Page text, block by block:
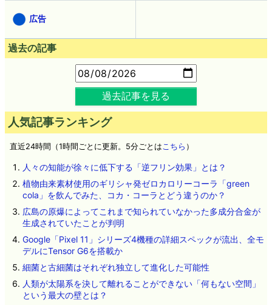
広告
過去の記事
過去記事を見る
人気記事ランキング
直近24時間（1時間ごとに更新。5分ごとは こちら ）
人々の知能が徐々に低下する「逆フリン効果」とは？
植物由来素材使用のギリシャ発ゼロカロリーコーラ「green
cola」を飲んでみた、コカ・コーラとどう違うのか？
広島の原爆によってこれまで知られていなかった多成分合金が
生成されていたことが判明
Google「Pixel 11」シリーズ4機種の詳細スペックが流出、全モ
デルにTensor G6を搭載か
細菌と古細菌はそれぞれ独立して進化した可能性
人類が太陽系を決して離れることができない「何もない空間」
という最大の壁とは？